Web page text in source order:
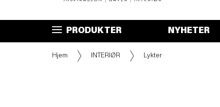
PRODUKTER NYHETER
Hjem INTERIØR Lykter